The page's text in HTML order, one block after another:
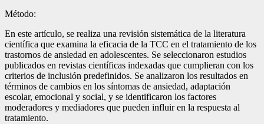
Método:
En este artículo, se realiza una revisión sistemática de la literatura
científica que examina la eficacia de la TCC en el tratamiento de los
trastornos de ansiedad en adolescentes. Se seleccionaron estudios
publicados en revistas científicas indexadas que cumplieran con los
criterios de inclusión predefinidos. Se analizaron los resultados en
términos de cambios en los síntomas de ansiedad, adaptación
escolar, emocional y social, y se identificaron los factores
moderadores y mediadores que pueden influir en la respuesta al
tratamiento.